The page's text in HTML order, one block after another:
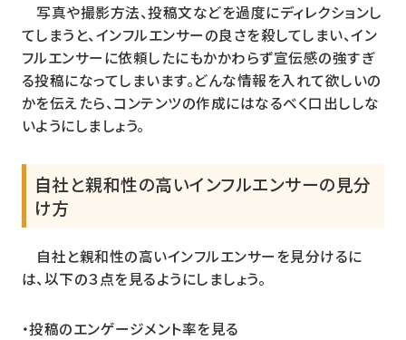
写真や撮影方法、投稿文などを過度にディレクションし
てしまうと、インフルエンサーの良さを殺してしまい、イン
フルエンサーに依頼したにもかかわらず宣伝感の強すぎ
る投稿になってしまいます。どんな情報を入れて欲しいの
かを伝えたら、コンテンツの作成にはなるべく口出ししな
いようにしましょう。
自社と親和性の高いインフルエンサーの見分
け方
自社と親和性の高いインフルエンサーを見分けるに
は、以下の３点を見るようにしましょう。
・投稿のエンゲージメント率を見る